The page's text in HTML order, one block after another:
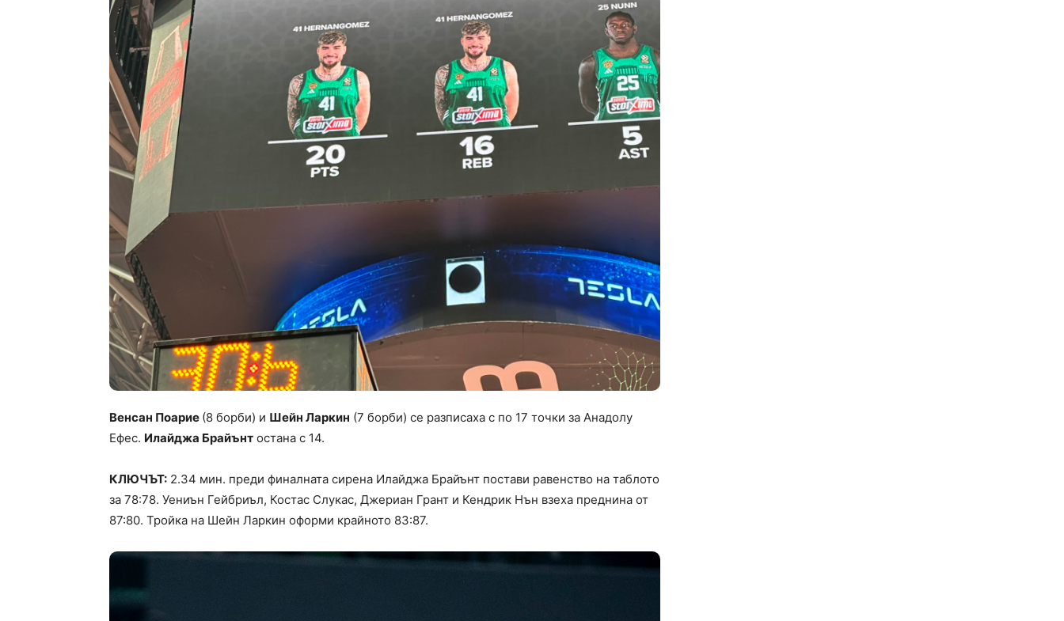
Венсан Поарие (8 борби) и Шейн Ларкин (7 борби) се разписаха с по 17 точки за Анадолу
Ефес. Илайджа Брайънт остана с 14.
КЛЮЧЪТ: 2.34 мин. преди финалната сирена Илайджа Брайънт постави равенство на таблото
за 78:78. Уениън Гейбриъл, Костас Слукас, Джериан Грант и Кендрик Нън взеха преднина от
87:80. Тройка на Шейн Ларкин оформи крайното 83:87.